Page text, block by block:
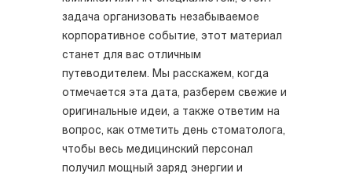
задача организовать незабываемое
корпоративное событие, этот материал
станет для вас отличным
путеводителем. Мы расскажем, когда
отмечается эта дата, разберем свежие и
оригинальные идеи, а также ответим на
вопрос, как отметить день стоматолога,
чтобы весь медицинский персонал
получил мощный заряд энергии и